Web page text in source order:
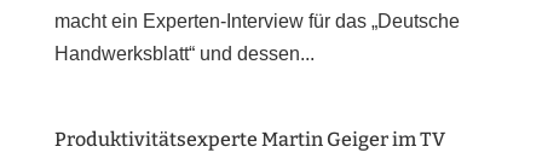
macht ein Experten-Interview für das „Deutsche
Handwerksblatt“ und dessen...
Produktivitätsexperte Martin Geiger im TV